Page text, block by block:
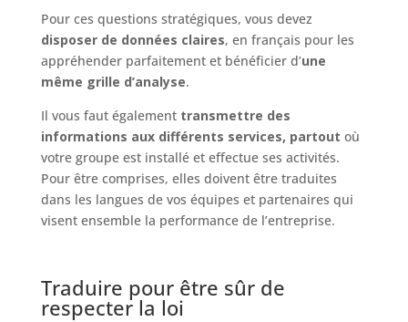
Pour ces questions stratégiques, vous devez
disposer de données claires, en français pour les
appréhender parfaitement et bénéficier d’une
même grille d’analyse.
Il vous faut également transmettre des
informations aux différents services, partout où
votre groupe est installé et effectue ses activités.
Pour être comprises, elles doivent être traduites
dans les langues de vos équipes et partenaires qui
visent ensemble la performance de l’entreprise.
Traduire pour être sûr de
respecter la loi